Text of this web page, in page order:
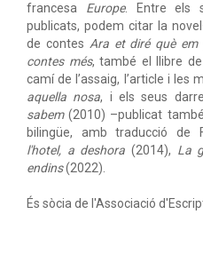
francesa Europe. Entre els
publicats, podem citar la
de contes Ara et diré què
contes més, també el llibre
camí de l’assaig, l’article i les
aquella nosa, i els seus
sabem(2010) –publicat
bilingüe, amb traducció de
l'hotel, a deshora (2014), La
endins(2022).
És sòcia de l'Associació